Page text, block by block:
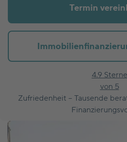
Termin
4.9 Sterne
von 5
Zufriedenheit – Tausende